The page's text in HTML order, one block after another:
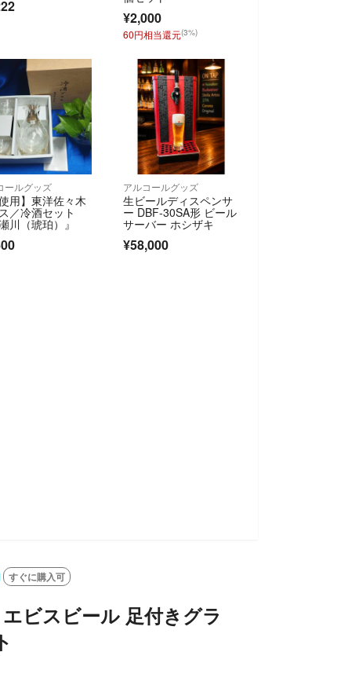
¥2,000
60円相当還元(3%)
ールグッズ
使用】東洋佐々木
／冷酒セット
川（琥珀）』
アルコールグッズ
生ビールディスペンサ
ー DBF-30SA形 ビール
サーバー ホシザキ
¥58,000
すぐに購入可
ビスビール 足付きグラ